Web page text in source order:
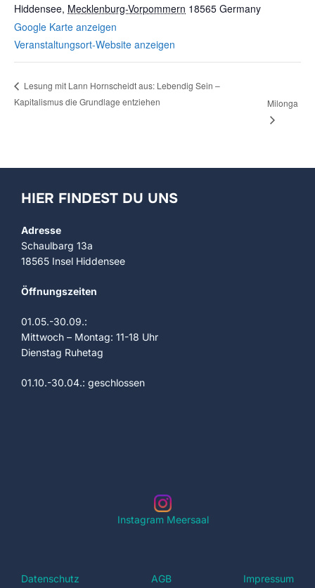
Hiddensee, Mecklenburg-Vorpommern 18565 Germany
Google Karte anzeigen
Veranstaltungsort-Website anzeigen
Lesung mit Lann Hornscheidt aus: Lebendig Sein –
Kapitalismus die Grundlage entziehen
Milonga
HIER FINDEST DU UNS
Adresse
Schaulbarg 13a
18565 Insel Hiddensee
Öffnungszeiten
01.05.-30.09.:
Mittwoch – Montag: 11-18 Uhr
Dienstag Ruhetag
01.10.-30.04.: geschlossen
Instagram Meersaal
Datenschutz AGB Impressum